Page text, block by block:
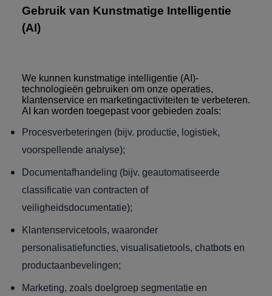
Gebruik van Kunstmatige Intelligentie
(AI)
We kunnen kunstmatige intelligentie (AI)-
technologieën gebruiken om onze operaties,
klantenservice en marketingactiviteiten te verbeteren.
AI kan worden toegepast voor gebieden zoals:
Procesverbeteringen (bijv. productie, logistiek,
voorspellende analyse);
Documentafhandeling (bijv. geautomatiseerde
classificatie van contracten of
veiligheidsdocumentatie);
Klantenservicetools, waaronder
personalisatiefuncties, visualisatietools, chatbots en
productaanbevelingen;
Marketing, zoals doelgroep segmentatie en